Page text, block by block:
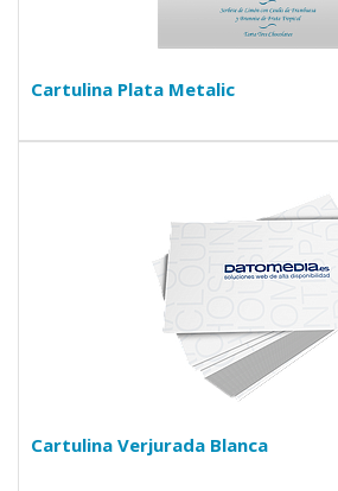
Cartulina Plata Metalic
Cartulina Verjurada Blanca